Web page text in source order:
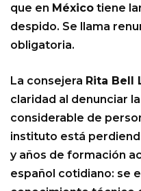
que en México tiene
despido. Se llama
obligatoria.
La consejera Rita Bell
claridad al denunciar
considerable de
instituto está
y años de formación
español cotidiano: se